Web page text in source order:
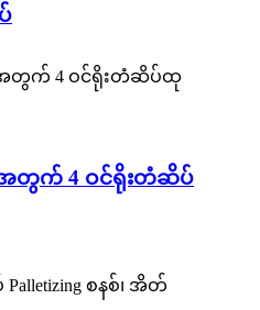
တွက် 4 ဝင်ရိုးတံဆိပ်